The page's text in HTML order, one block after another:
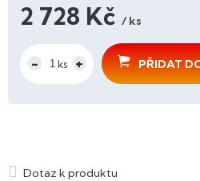
2 728 Kč / ks
cena:
PŘIDAT